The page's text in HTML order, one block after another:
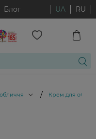
Блог UA RU
/ Крем для